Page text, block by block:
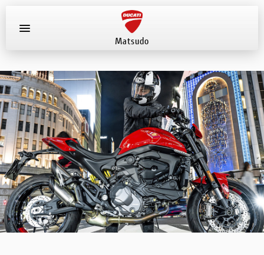
Matsudo
店舗へ電話する
047-330-0916
お知らせ
新車
中古車
試乗車
イベント